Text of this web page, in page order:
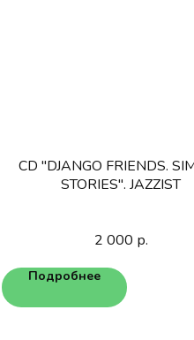
CD "DJANGO FRIENDS.
STORIES". JAZZIST
2 000 р.
Подробнее